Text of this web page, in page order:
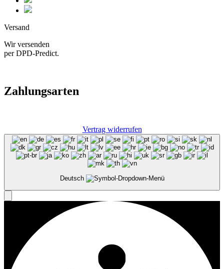
Versand
Wir versenden
per DPD-Predict.
Zahlungsarten
Vertrag widerrufen
Deutsch